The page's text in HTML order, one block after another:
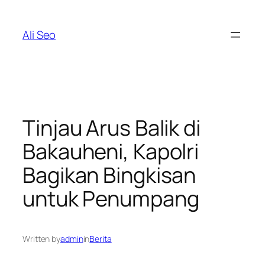
content
Ali Seo
Tinjau Arus Balik di
Bakauheni, Kapolri
Bagikan Bingkisan
untuk Penumpang
Written byadmininBerita